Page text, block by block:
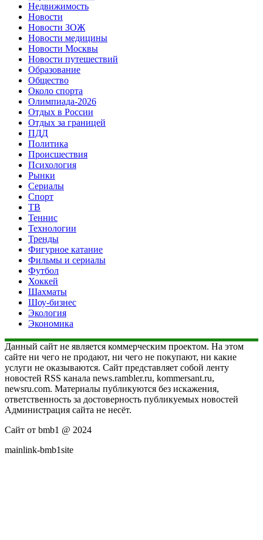
Недвижимость
Новости
Новости ЗОЖ
Новости медицины
Новости Москвы
Новости путешествий
Образование
Общество
Около спорта
Олимпиада-2026
Отдых в России
Отдых за границей
ПДД
Политика
Происшествия
Психология
Рынки
Сериалы
Спорт
ТВ
Теннис
Технологии
Тренды
Фигурное катание
Фильмы и сериалы
Футбол
Хоккей
Шахматы
Шоу-бизнес
Экология
Экономика
Данный сайт не является коммерческим проектом. На этом
сайте ни чего не продают, ни чего не покупают, ни какие
услуги не оказываются. Сайт представляет собой ленту
новостей RSS канала news.rambler.ru, kommersant.ru,
newsru.com. Материалы публикуются без искажения,
ответственность за достоверность публикуемых новостей
Администрация сайта не несёт.
Сайт от bmb1 @ 2024
mainlink-bmb1site